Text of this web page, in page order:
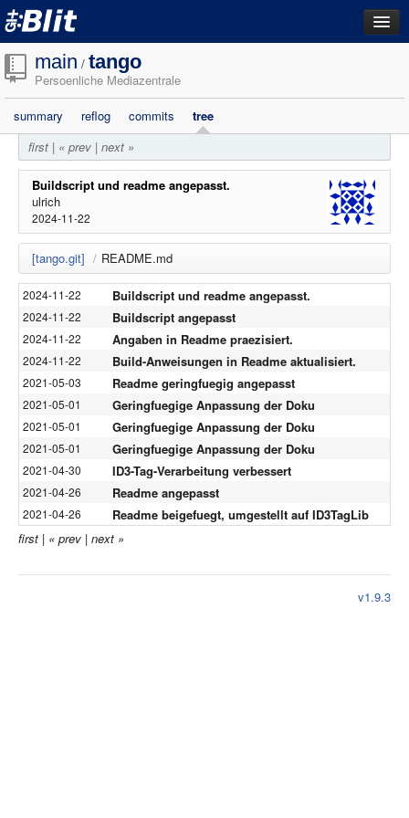
dashboard
repositories
filestore
activity
search
login
main / tango
Persoenliche Mediazentrale
summary reflog commits
tree
first | « prev | next »
Buildscript und readme angepasst.
ulrich
2024-11-22
[tango.git] / README.md
2024-11-22 Buildscript und readme angepasst.
2024-11-22 Buildscript angepasst
2024-11-22 Angaben in Readme praezisiert.
2024-11-22 Build-Anweisungen in Readme aktualisiert.
2021-05-03 Readme geringfuegig angepasst
2021-05-01 Geringfuegige Anpassung der Doku
2021-05-01 Geringfuegige Anpassung der Doku
2021-05-01 Geringfuegige Anpassung der Doku
2021-04-30 ID3-Tag-Verarbeitung verbessert
2021-04-26 Readme angepasst
2021-04-26
Readme beigefuegt, umgestellt auf ID3TagLib
first | « prev | next »
v1.9.3